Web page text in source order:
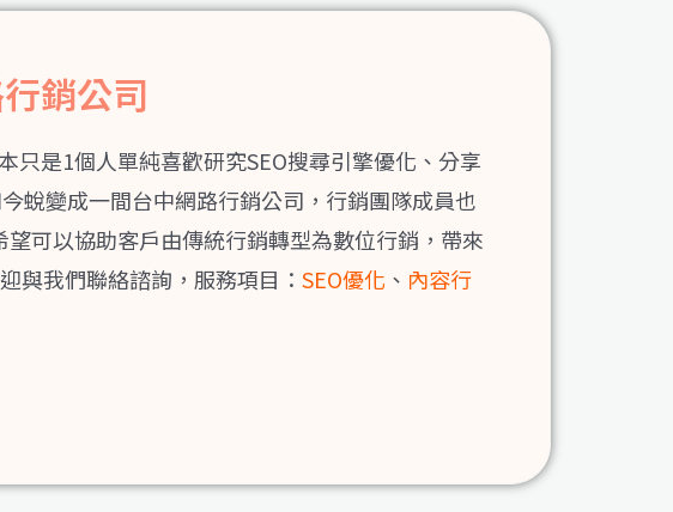
銷公司
只是1個人單純喜歡研究SEO搜尋引擎優化、分享
蛻變成一間台中網路行銷公司，行銷團隊成員也
可以協助客戶由傳統行銷轉型為數位行銷，帶來
與我們聯絡諮詢，服務項目： SEO優化 、 內容行